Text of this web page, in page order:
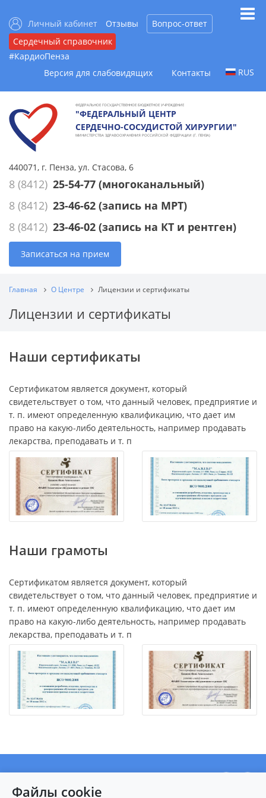
Личный кабинет Отзывы
Вопрос-ответ
Сердечный справочник
#КардиоПенза
Версия для слабовидящих
Контакты RUS
ФЕДЕРАЛЬНОЕ ГОСУДАРСТВЕННОЕ БЮДЖЕТНОЕ УЧРЕЖДЕНИЕ
"ФЕДЕРАЛЬНЫЙ ЦЕНТР
СЕРДЕЧНО-СОСУДИСТОЙ ХИРУРГИИ"
МИНИСТЕРСТВА ЗДРАВООХРАНЕНИЯ РОССИЙСКОЙ ФЕДЕРАЦИИ (Г. ПЕНЗА)
440071, г. Пенза, ул. Стасова, 6
8 (8412) 25-54-77 (многоканальный)
8 (8412) 23-46-62 (запись на МРТ)
8 (8412) 23-46-02 (запись на КТ и рентген)
Записаться на прием
Главная О Центре Лицензии и сертификаты
Лицензии и сертификаты
Наши сертификаты
Сертификатом является документ, который
свидетельствует о том, что данный человек, предприятие и
т. п. имеют определенную квалификацию, что дает им
право на какую-либо деятельность, например продавать
лекарства, преподавать и т. п
Наши грамоты
Сертификатом является документ, который
свидетельствует о том, что данный человек, предприятие и
т. п. имеют определенную квалификацию, что дает им
право на какую-либо деятельность, например продавать
лекарства, преподавать и т. п
О центре
Новости
Файлы cookie